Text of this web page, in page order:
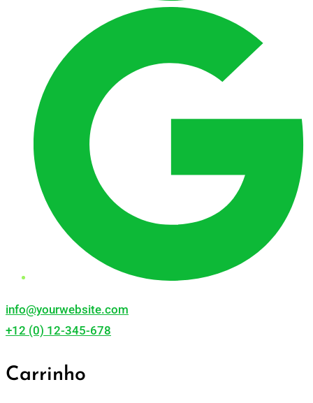
info@yourwebsite.com
+12 (0) 12-345-678
Carrinho